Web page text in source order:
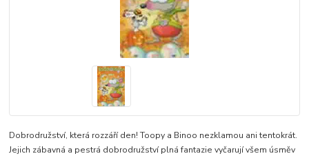
Dobrodružství, která rozzáří den! Toopy a Binoo nezklamou ani tentokrát.
Jejich zábavná a pestrá dobrodružství plná fantazie vyčarují všem úsměv